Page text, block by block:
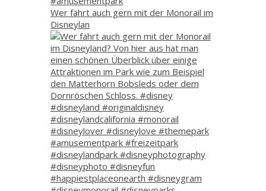
Wer fährt auch gern mit der Monorail im
Disneylan